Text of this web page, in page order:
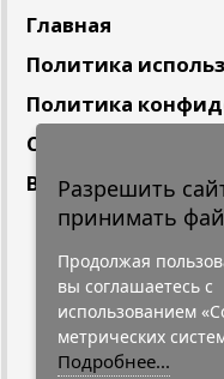
Главная
Политика
Политика
Сотрудничество
Вакансии
Подпишитесь
Нажимая на
персональных
Разрешить
принимать
Продолжая
вы соглашаетесь с
использованием
метрических
Подробнее...